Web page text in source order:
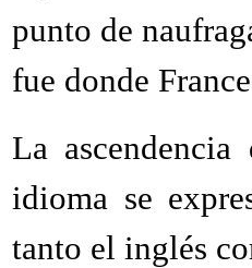
punto de
fue donde
La
idioma se
tanto el inglés